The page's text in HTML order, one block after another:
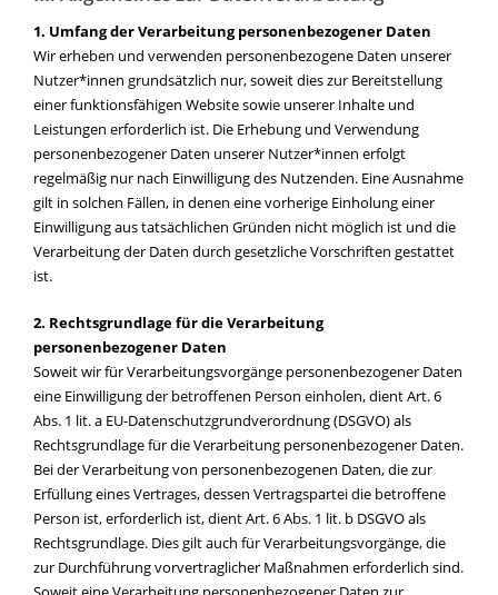
1. Umfang der Verarbeitung personenbezogener Daten
Wir erheben und verwenden personenbezogene Daten unserer
Nutzer*innen grundsätzlich nur, soweit dies zur Bereitstellung
einer funktionsfähigen Website sowie unserer Inhalte und
Leistungen erforderlich ist. Die Erhebung und Verwendung
personenbezogener Daten unserer Nutzer*innen erfolgt
regelmäßig nur nach Einwilligung des Nutzenden. Eine Ausnahme
gilt in solchen Fällen, in denen eine vorherige Einholung einer
Einwilligung aus tatsächlichen Gründen nicht möglich ist und die
Verarbeitung der Daten durch gesetzliche Vorschriften gestattet
ist.
2. Rechtsgrundlage für die Verarbeitung
personenbezogener Daten
Soweit wir für Verarbeitungsvorgänge personenbezogener Daten
eine Einwilligung der betroffenen Person einholen, dient Art. 6
Abs. 1 lit. a EU-Datenschutzgrundverordnung (DSGVO) als
Rechtsgrundlage für die Verarbeitung personenbezogener Daten.
Bei der Verarbeitung von personenbezogenen Daten, die zur
Erfüllung eines Vertrages, dessen Vertragspartei die betroffene
Person ist, erforderlich ist, dient Art. 6 Abs. 1 lit. b DSGVO als
Rechtsgrundlage. Dies gilt auch für Verarbeitungsvorgänge, die
zur Durchführung vorvertraglicher Maßnahmen erforderlich sind.